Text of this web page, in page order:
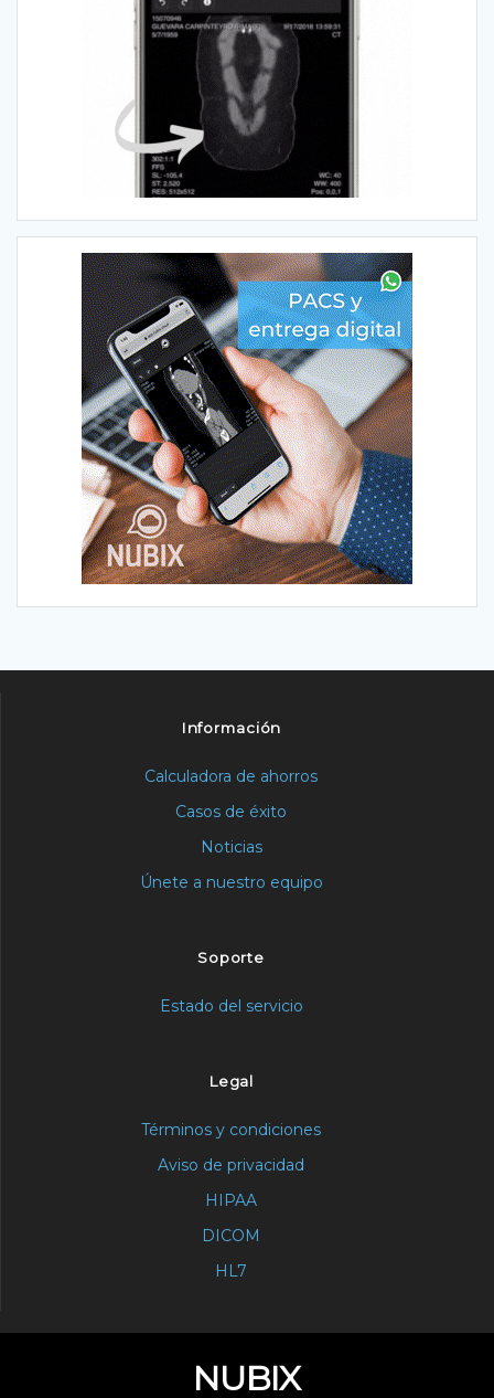
Información
Calculadora de ahorros
Casos de éxito
Noticias
Únete a nuestro equipo
Soporte
Estado del servicio
Legal
Términos y condiciones
Aviso de privacidad
HIPAA
DICOM
HL7
NUBIX